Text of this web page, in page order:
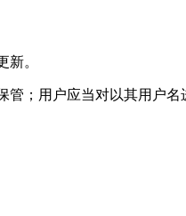
。
；用户应当对以其用户名